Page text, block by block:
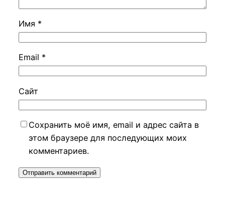
Имя *
Email *
Сайт
Сохранить моё имя, email и адрес сайта в
этом браузере для последующих моих
комментариев.